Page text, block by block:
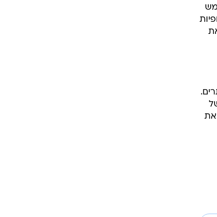
את
ויעקב גבע, המנכ"ל, מחזיק ב-5% הנותרים.
של
את